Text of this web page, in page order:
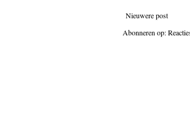
Nieuwere post
Abonneren op: